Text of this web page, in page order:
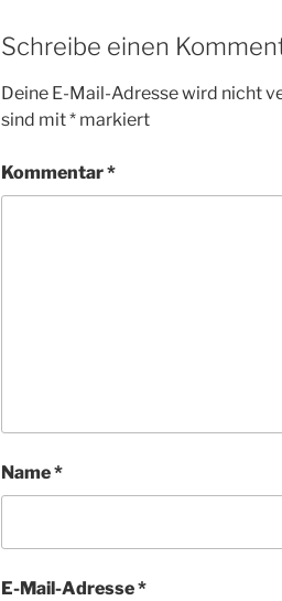
Schreibe einen
Deine E-Mail-Adresse wird nicht
sind mit* markiert
Kommentar*
Name*
E-Mail-Adresse*